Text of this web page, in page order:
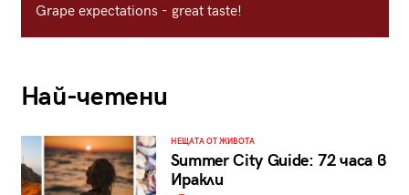
Grape expectations - great taste!
Най-четени
НЕЩАТА ОТ ЖИВОТА
Summer City Guide: 72 часа в
Иракли